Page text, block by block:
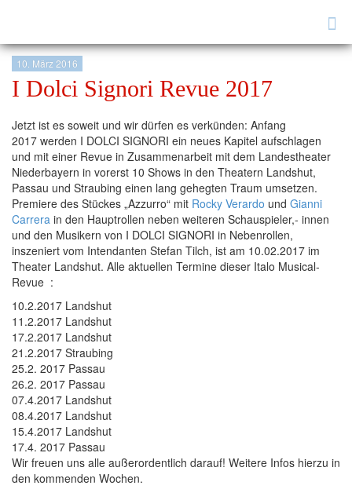
10. März 2016
I Dolci Signori Revue 2017
Jetzt ist es soweit und wir dürfen es verkünden: Anfang
2017 werden I DOLCI SIGNORI ein neues Kapitel aufschlagen
und mit einer Revue in Zusammenarbeit mit dem Landestheater
Niederbayern in vorerst 10 Shows in den Theatern Landshut,
Passau und Straubing einen lang gehegten Traum umsetzen.
Premiere des Stückes „Azzurro“ mit Rocky Verardo und Gianni
Carrera in den Hauptrollen neben weiteren Schauspieler,- innen
und den Musikern von I DOLCI SIGNORI in Nebenrollen,
inszeniert vom Intendanten Stefan Tilch, ist am 10.02.2017 im
Theater Landshut. Alle aktuellen Termine dieser Italo Musical-
Revue :
10.2.2017 Landshut
11.2.2017 Landshut
17.2.2017 Landshut
21.2.2017 Straubing
25.2. 2017 Passau
26.2. 2017 Passau
07.4.2017 Landshut
08.4.2017 Landshut
15.4.2017 Landshut
17.4. 2017 Passau
Wir freuen uns alle außerordentlich darauf! Weitere Infos hierzu in
den kommenden Wochen.